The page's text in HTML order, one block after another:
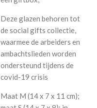
Deze glazen behoren tot
de social gifts collectie,
waarmee de arbeiders en
ambachtslieden worden
ondersteund tijdens de
covid-19 crisis
Maat M (14 x 7 x 11 cm);